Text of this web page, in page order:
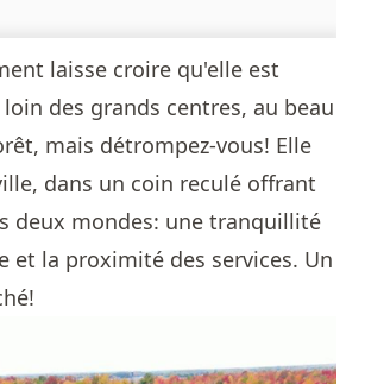
laisse croire qu'elle est
des grands centres, au beau
mais détrompez-vous! Elle
dans un coin reculé offrant
deux mondes: une tranquillité
et la proximité des services. Un